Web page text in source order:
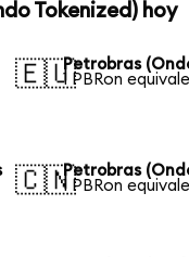
Tokenized) hoy
🇪🇺Petrobras
1 PBRon
🇨🇳Petrobras
1 PBRon